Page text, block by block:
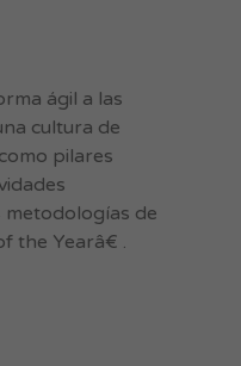
ágil a las
cultura de
pilares
metodologías de
Yearâ€ .